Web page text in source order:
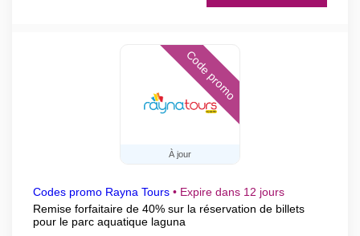
À jour
Code promo
Codes promo Rayna Tours • Expire dans 12 jours
Remise forfaitaire de 40% sur la réservation de billets
pour le parc aquatique laguna